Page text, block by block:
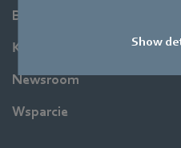
Show
Branże
Koncern
Newsroom
Wsparcie